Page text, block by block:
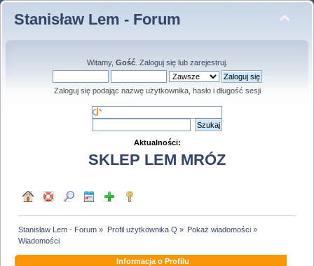
Stanisław Lem - Forum
Witamy, Gość. Zaloguj sięlub zarejestruj.
Zaloguj się podając nazwę użytkownika, hasło i długość sesji
Aktualności:
SKLEP LEM MRÓZ
Stanisław Lem - Forum » Profil użytkownika Q » Pokaż wiadomości»
Wiadomości
Informacja o Profilu